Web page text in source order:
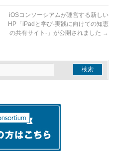
iOSコンソーシアムが運営する新しい
HP「iPadと学び-実践に向けての知恵
の共有サイト-」が公開されました →